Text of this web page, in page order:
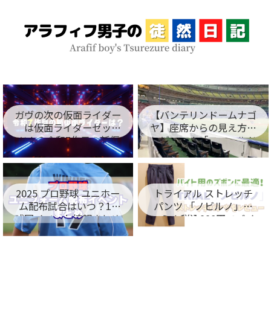
ガヴの次の仮面ライダー
は仮面ライダーゼッ
ツ！？令和7作目の新仮
面ライダー名が判明！
【バンテリンドームナゴ
ヤ】座席からの見え方を
レビュー！「フィールド
シート編」
2025 プロ野球 ユニホー
ム配布試合はいつ？12
球団イベント情報まとめ
トライアル ストレッチ
パンツ 「ノビルノ」口
コミ！税込998円でバイ
ト用のズボンに最適！